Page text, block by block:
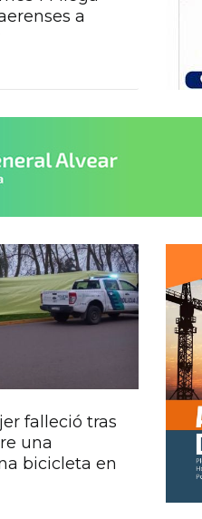
a
falleció tras
una
bicicleta en